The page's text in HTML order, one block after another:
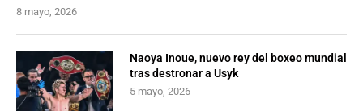
8 mayo, 2026
Naoya Inoue, nuevo rey del boxeo mundial
tras destronar a Usyk
5 mayo, 2026